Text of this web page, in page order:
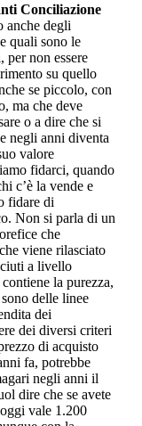
Conciliazione
anche degli
quali sono le
per non essere
su quello
se piccolo, con
ma che deve
o a dire che si
negli anni diventa
valore
fidarci, quando
c’è la vende e
fidare di
Non si parla di un
che
viene rilasciato
a livello
la purezza,
delle linee
dei
dei diversi criteri
di acquisto
fa, potrebbe
negli anni il
dire che se avete
vale 1.200